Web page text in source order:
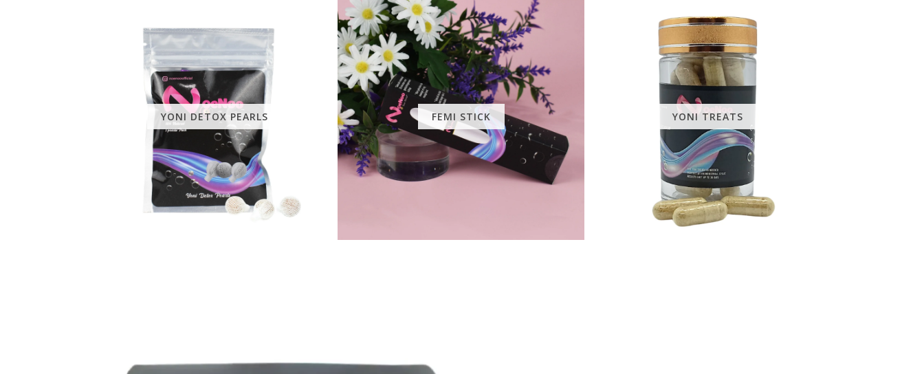
YONI DETOX PEARLS FEMI STICK YONI TREATS